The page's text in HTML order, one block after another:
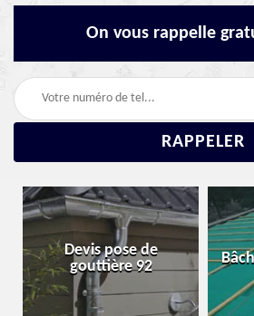
On vous rappelle
Bâchage de toiture 92